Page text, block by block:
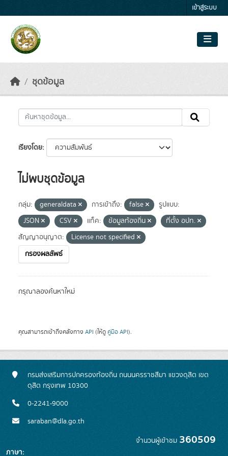
เข้าสู่ระบบ
ชุดข้อมูล
เรียงโดย
ไม่พบชุดข้อมูล
กลุ่ม: generaldata การเข้าถึง: false
รูปแบบ:
JSON
CSV แท็ค: ข้อมูลท้องถิ่น
ที่ตั้ง อปท.
สัญญาอนุญาต:
License not specified
กรองผลลัพธ์
กรุณาลองค้นหาใหม่
คุณสามารถเข้าถึงคลังทาง API (ให้ดู คู่มือ API).
กรมส่งเสริมการปกครองท้องถิ่น ถนนนครราชสีมา แขวงดุสิต เขต
ดุสิต กรุงเทพ 10300
0-2241-9000
saraban@dla.go.th
จำนวนผู้เข้าชม 360509
ภาษา